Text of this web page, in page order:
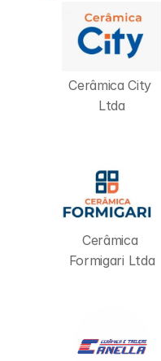
Cerâmica City
Ltda
Cerâmica
Formigari Ltda